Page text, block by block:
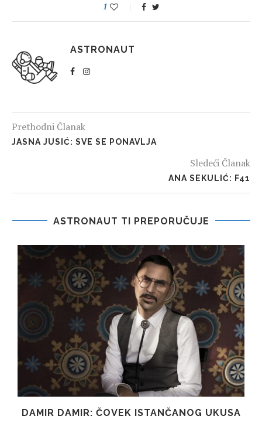
1
ASTRONAUT
Prethodni Članak
JASNA JUSIĆ: SVE SE PONAVLJA
Sledeći Članak
ANA SEKULIĆ: F41
ASTRONAUT TI PREPORUČUJE
DAMIR DAMIR: ČOVEK ISTANČANOG UKUSA